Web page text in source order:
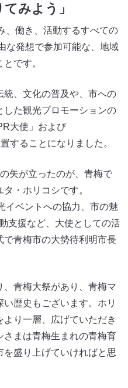
みよう」
、働き、活動するすべての
な発想で参加可能な、地域
です。
、文化の普及や、市への
た観光プロモーションの
大使」および
することになりました。
矢が立ったのが、青梅で
・ホリコシです。
イベントへの協力、市の魅
支援など、大使としての活
青梅市の大勢待利明市長
、青梅大祭があり、青梅マ
歴史もございます。ホリ
り一層、広げていただき
さまは青梅生まれの青梅育
盛り上げていければと思